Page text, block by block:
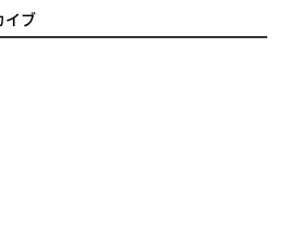
イブ